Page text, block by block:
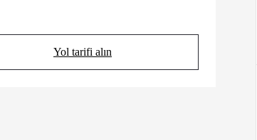
Yol tarifi alın
(Opens in new tab)